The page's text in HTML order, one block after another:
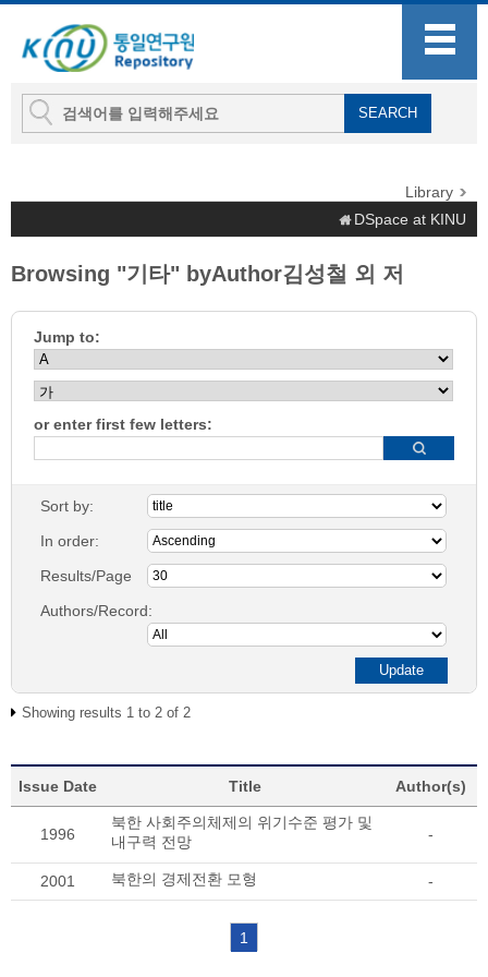
Library
DSpace at KINU
Browsing "기타" byAuthor김성철 외 저
Jump to:
or enter first few letters:
Sort by:
In order:
Results/Page
Authors/Record:
Showing results 1 to 2 of 2
Issue Date Title Author(s)
1996
북한 사회주의체제의 위기수준 평가 및
내구력 전망
-
2001 북한의 경제전환 모형 -
1